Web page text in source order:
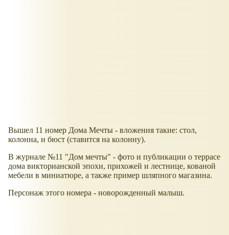
Вышел 11 номер Дома Мечты - вложения такие: стол,
колонна, и бюст (ставится на колонну).
В журнале №11 "Дом мечты" - фото и публикации о террасе
дома викторианской эпохи, прихожей и лестнице, кованой
мебели в миниатюре, а также пример шляпного магазина.
Персонаж этого номера - новорожденный малыш.